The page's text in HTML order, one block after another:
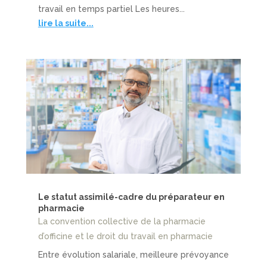
travail en temps partiel Les heures...
lire la suite...
Le statut assimilé-cadre du préparateur en
pharmacie
La convention collective de la pharmacie
d’officine et le droit du travail en pharmacie
Entre évolution salariale, meilleure prévoyance